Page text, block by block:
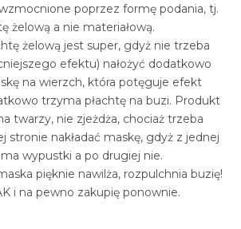
poprzez formę podania, tj.
żelową a nie materiałową.
żelową jest super, gdyż nie trzeba
efektu) nałożyć dodatkowo
na wierzch, która potęguje efekt
trzyma płachtę na buzi. Produkt
twarzy, nie zjeżdża, chociaż trzeba
stronie nakładać maskę, gdyż z jednej
wypustki a po drugiej nie.
pięknie nawilża, rozpulchnia buzię!
i na pewno zakupię ponownie.